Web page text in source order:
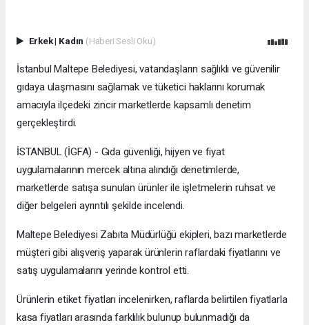
Erkek| Kadın (Haberi Sesli Oku)
İstanbul Maltepe Belediyesi, vatandaşların sağlıklı ve güvenilir
gıdaya ulaşmasını sağlamak ve tüketici haklarını korumak
amacıyla ilçedeki zincir marketlerde kapsamlı denetim
gerçekleştirdi.
İSTANBUL (İGFA) - Gıda güvenliği, hijyen ve fiyat
uygulamalarının mercek altına alındığı denetimlerde,
marketlerde satışa sunulan ürünler ile işletmelerin ruhsat ve
diğer belgeleri ayrıntılı şekilde incelendi.
Maltepe Belediyesi Zabıta Müdürlüğü ekipleri, bazı marketlerde
müşteri gibi alışveriş yaparak ürünlerin raflardaki fiyatlarını ve
satış uygulamalarını yerinde kontrol etti.
Ürünlerin etiket fiyatları incelenirken, raflarda belirtilen fiyatlarla
kasa fiyatları arasında farklılık bulunup bulunmadığı da